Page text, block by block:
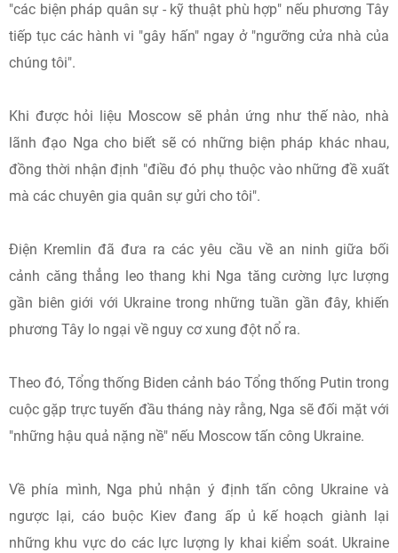
"các biện pháp quân sự - kỹ thuật phù hợp" nếu phương Tây
tiếp tục các hành vi "gây hấn" ngay ở "ngưỡng cửa nhà của
chúng tôi".
Khi được hỏi liệu Moscow sẽ phản ứng như thế nào, nhà
lãnh đạo Nga cho biết sẽ có những biện pháp khác nhau,
đồng thời nhận định "điều đó phụ thuộc vào những đề xuất
mà các chuyên gia quân sự gửi cho tôi".
Điện Kremlin đã đưa ra các yêu cầu về an ninh giữa bối
cảnh căng thẳng leo thang khi Nga tăng cường lực lượng
gần biên giới với Ukraine trong những tuần gần đây, khiến
phương Tây lo ngại về nguy cơ xung đột nổ ra.
Theo đó, Tổng thống Biden cảnh báo Tổng thống Putin trong
cuộc gặp trực tuyến đầu tháng này rằng, Nga sẽ đối mặt với
"những hậu quả nặng nề" nếu Moscow tấn công Ukraine.
Về phía mình, Nga phủ nhận ý định tấn công Ukraine và
ngược lại, cáo buộc Kiev đang ấp ủ kế hoạch giành lại
những khu vực do các lực lượng ly khai kiểm soát. Ukraine